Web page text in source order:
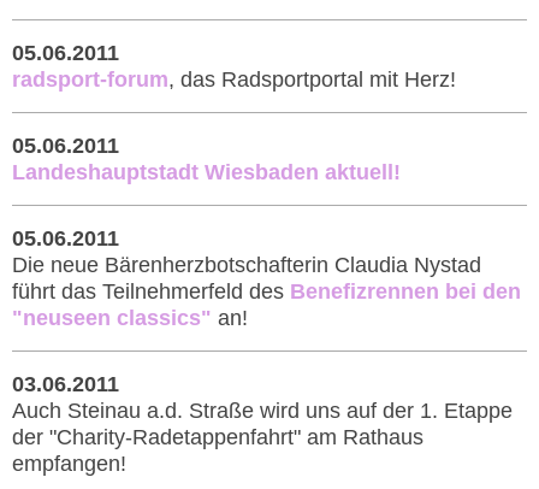
05.06.2011
radsport-forum, das Radsportportal mit Herz!
05.06.2011
Landeshauptstadt Wiesbaden aktuell!
05.06.2011
Die neue Bärenherzbotschafterin Claudia Nystad
führt das Teilnehmerfeld des Benefizrennen bei den
"neuseen classics" an!
03.06.2011
Auch Steinau a.d. Straße wird uns auf der 1. Etappe
der "Charity-Radetappenfahrt" am Rathaus
empfangen!